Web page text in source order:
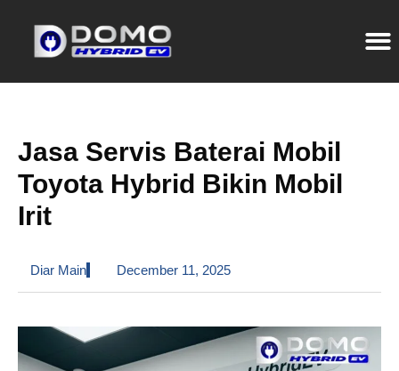
Jasa Servis Baterai Mobil
Toyota Hybrid Bikin Mobil
Irit
Diar Main December 11, 2025